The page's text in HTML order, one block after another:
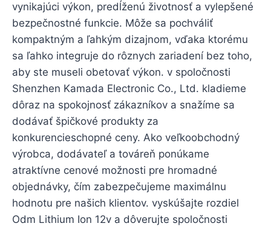
vynikajúci výkon, predĺženú životnosť a vylepšené
bezpečnostné funkcie. Môže sa pochváliť
kompaktným a ľahkým dizajnom, vďaka ktorému
sa ľahko integruje do rôznych zariadení bez toho,
aby ste museli obetovať výkon. v spoločnosti
Shenzhen Kamada Electronic Co., Ltd. kladieme
dôraz na spokojnosť zákazníkov a snažíme sa
dodávať špičkové produkty za
konkurencieschopné ceny. Ako veľkoobchodný
výrobca, dodávateľ a továreň ponúkame
atraktívne cenové možnosti pre hromadné
objednávky, čím zabezpečujeme maximálnu
hodnotu pre našich klientov. vyskúšajte rozdiel
Odm Lithium Ion 12v a dôverujte spoločnosti